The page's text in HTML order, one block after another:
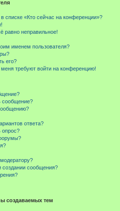
списке «Кто сейчас на конференции»?
равно неправильное!
именем пользователя?
его?
требуют войти на конференцию!
сообщение?
ответа?
опрос?
создании сообщения?
создаваемых тем